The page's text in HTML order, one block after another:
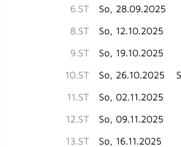
6.ST
So, 28.09.2025
8.ST
So, 12.10.2025
9.ST
So, 19.10.2025
10.ST
So, 26.10.2025
11.ST
So, 02.11.2025
12.ST
So, 09.11.2025
13.ST
So, 16.11.2025